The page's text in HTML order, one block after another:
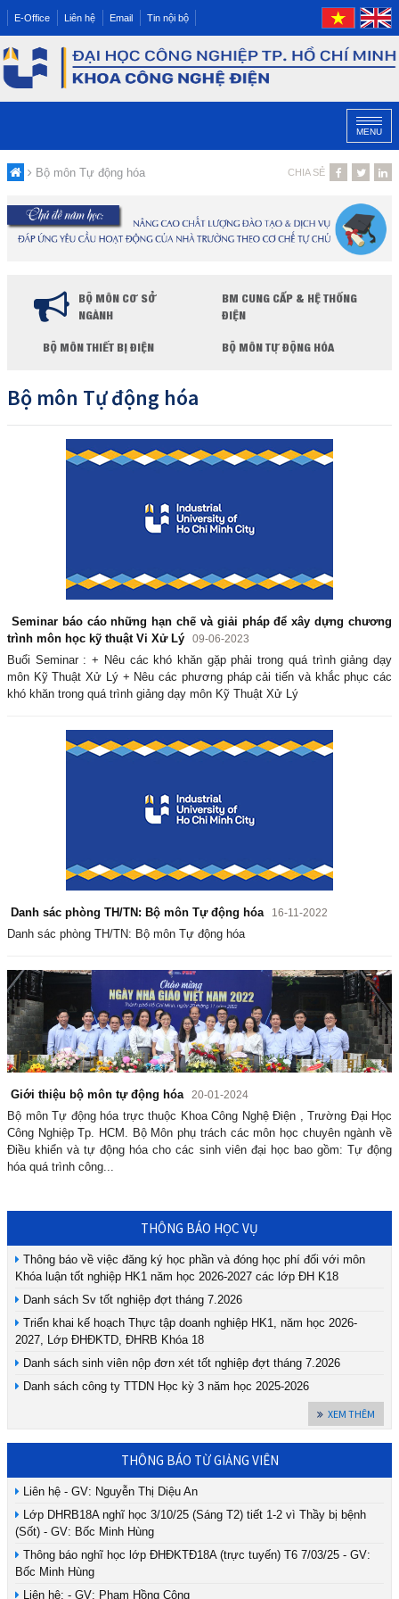
E-Office Liên hệ Email Tin nội bộ
MENU
Bộ môn Tự động hóa CHIA SẺ
BỘ MÔN CƠ SỞ
NGÀNH
BM CUNG CẤP & HỆ THỐNG
ĐIỆN
BỘ MÔN THIẾT BỊ ĐIỆN BỘ MÔN TỰ ĐỘNG HÓA
Bộ môn Tự động hóa
Seminar báo cáo những hạn chế và giải pháp để xây dựng chương
trình môn học kỹ thuật Vi Xử Lý
09-06-2023
Buổi Seminar : + Nêu các khó khăn gặp phải trong quá trình giảng dạy
môn Kỹ Thuật Xử Lý + Nêu các phương pháp cải tiến và khắc phục các
khó khăn trong quá trình giảng dạy môn Kỹ Thuật Xử Lý
Danh sác phòng TH/TN: Bộ môn Tự động hóa 16-11-2022
Danh sác phòng TH/TN: Bộ môn Tự động hóa
Giới thiệu bộ môn tự động hóa 20-01-2024
Bộ môn Tự động hóa trực thuộc Khoa Công Nghệ Điện , Trường Đại Học
Công Nghiệp Tp. HCM. Bộ Môn phụ trách các môn học chuyên ngành về
Điều khiển và tự động hóa cho các sinh viên đại học bao gồm: Tự động
hóa quá trình công...
THÔNG BÁO HỌC VỤ
Thông báo về việc đăng ký học phần và đóng học phí đối với môn
Khóa luận tốt nghiệp HK1 năm học 2026-2027 các lớp ĐH K18
Danh sách Sv tốt nghiệp đợt tháng 7.2026
Triển khai kế hoạch Thực tập doanh nghiệp HK1, năm học 2026-
2027, Lớp ĐHĐKTD, ĐHRB Khóa 18
Danh sách sinh viên nộp đơn xét tốt nghiệp đợt tháng 7.2026
Danh sách công ty TTDN Học kỳ 3 năm học 2025-2026
XEM THÊM
THÔNG BÁO TỪ GIẢNG VIÊN
Liên hệ - GV: Nguyễn Thị Diệu An
Lớp DHRB18A nghĩ học 3/10/25 (Sáng T2) tiết 1-2 vì Thầy bị bệnh
(Sốt) - GV: Bốc Minh Hùng
Thông báo nghĩ học lớp ĐHĐKTĐ18A (trực tuyến) T6 7/03/25 - GV:
Bốc Minh Hùng
Liên hệ: - GV: Phạm Hồng Công